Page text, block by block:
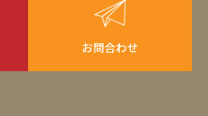
お問合わせ